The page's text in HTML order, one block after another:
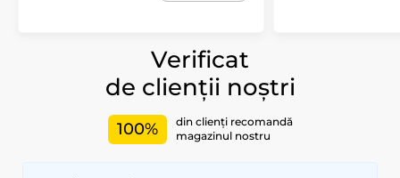
Verificat
de clienții noștri
100%
din clienți recomandă
magazinul nostru